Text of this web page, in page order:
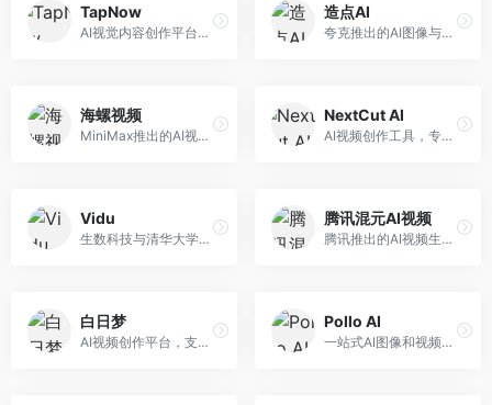
TapNow
AI视觉内容创作平台，整合图像与视频生成能力。面向内容创作者，提供文生图、文生视频、智能编辑等服务，创作工具丰富，一站式体验便捷。
造点AI
夸克推出的AI图像与视频创作平台。面向普通用户和内容创作者，提供文生图、文生视频等功能，操作简便，与夸克生态深度整合。
海螺视频
MiniMax推出的AI视频生成工具，支持高质量视频创作。面向内容创作者，提供文生视频、视频编辑等功能，生成速度快，视频效果自然流畅。
NextCut AI
AI视频创作工具，专注于智能剪辑和视频生成。面向视频创作者，提供智能剪辑、视频生成、特效添加等功能，剪辑效率高，适合快节奏内容生产。
Vidu
生数科技与清华大学联合研发的AI视频生成大模型。面向视频创作者和内容生产者，支持文生视频、图生视频，视频质量高，物理运动理解准确，国产视频生成领先工具。
腾讯混元AI视频
腾讯推出的AI视频生成工具，基于混元大模型。面向腾讯生态用户和内容创作者，支持文生视频、视频编辑等功能，与腾讯产品生态深度整合。
白日梦
AI视频创作平台，支持生成长达50分钟的长视频内容。面向长视频创作者和内容生产者，支持故事视频生成、视频编辑等功能，适合叙事性内容创作。
Pollo AI
一站式AI图像和视频创作平台，整合多种生成工具。面向内容创作者，提供文生图、文生视频、视频编辑等服务，创作工具全面，一站式体验便捷。